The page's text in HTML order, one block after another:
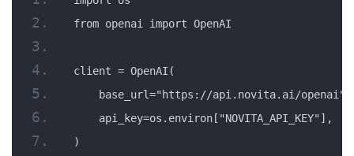
from openai import OpenAI
client = OpenAI(
    base_url="https://api.novita.ai/openai",
    api_key=os.environ["NOVITA_API_KEY"],
)